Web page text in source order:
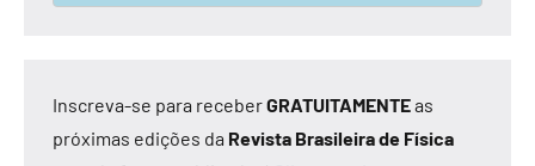
Inscreva-se para receberGRATUITAMENTEas
próximas edições da Revista Brasileira de Física